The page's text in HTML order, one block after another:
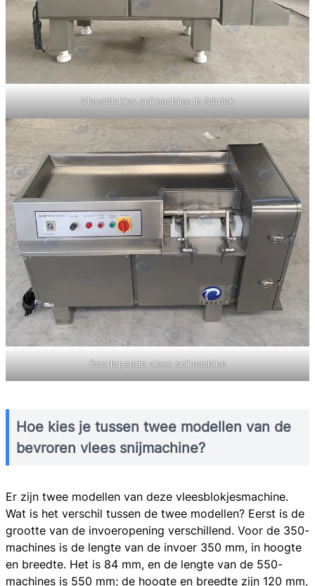
Vleesblokjes snijmachine in fabriek
Doorlopende vlees snijmachine
Hoe kies je tussen twee modellen van de
bevroren vlees snijmachine?
Er zijn twee modellen van deze vleesblokjesmachine.
Wat is het verschil tussen de twee modellen? Eerst is de
grootte van de invoeropening verschillend. Voor de 350-
machines is de lengte van de invoer 350 mm, in hoogte
en breedte. Het is 84 mm, en de lengte van de 550-
machines is 550 mm; de hoogte en breedte zijn 120 mm,